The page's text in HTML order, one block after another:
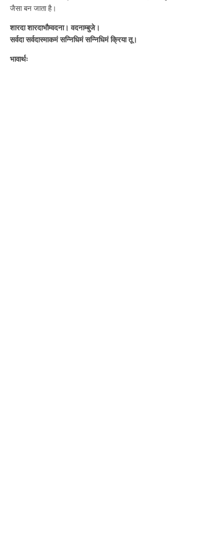
जैसा बन जाता है।
शारदा शारदाभौम्वदना। वदनाम्बुजे।
सर्वदा सर्वदास्माकमं सन्निधिमं सन्निधिमं क्रिया तू।
भावार्थः